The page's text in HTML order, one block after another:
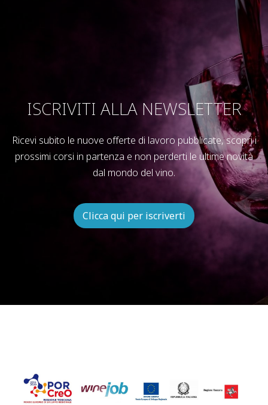
ISCRIVITI ALLA NEWSLETTER
Ricevi subito le nuove offerte di lavoro pubblicate, scopri i
prossimi corsi in partenza e non perderti le ultime novità
dal mondo del vino.
Clicca qui per iscriverti